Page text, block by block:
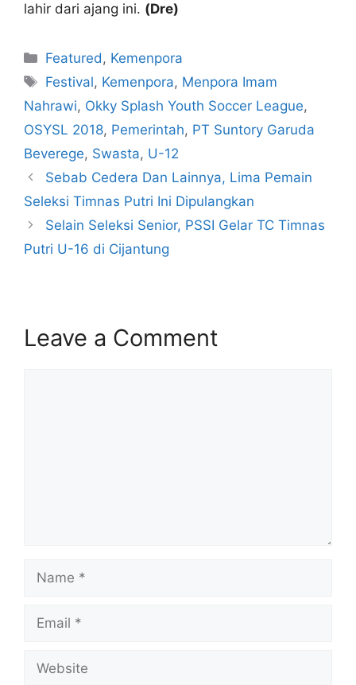
lahir dari ajang ini. (Dre)
Featured, Kemenpora
Festival, Kemenpora, Menpora Imam
Nahrawi, Okky Splash Youth Soccer League,
OSYSL 2018, Pemerintah, PT Suntory Garuda
Beverege, Swasta, U-12
Sebab Cedera Dan Lainnya, Lima Pemain
Seleksi Timnas Putri Ini Dipulangkan
Selain Seleksi Senior, PSSI Gelar TC Timnas
Putri U-16 di Cijantung
Leave a Comment